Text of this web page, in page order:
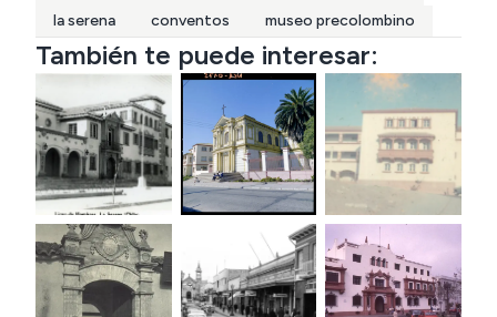
la serena
conventos museo precolombino
También te puede interesar: